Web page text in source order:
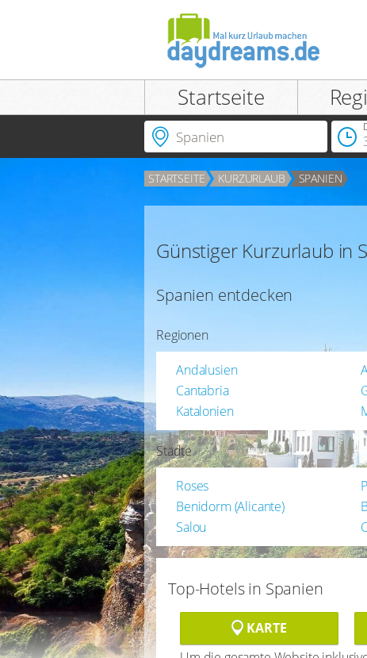
Einloggen
ANMELDEN
Passwort vergessen?
Startseite
STARTSEITE KURZURLAUB SPANIEN
Günstiger Kurzurlaub in
Spanien entdecken
Regionen
Andalusien
Cantabria
Katalonien
Städte
Roses
Benidorm (Alicante)
Salou
Top-Hotels in Spanien
KARTE